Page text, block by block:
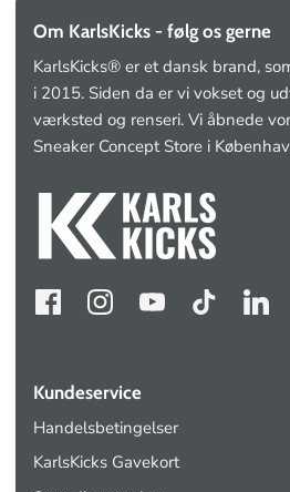
Om KarlsKicks - følg os gerne
KarlsKicks® er et dansk brand,
i 2015. Siden da er vi vokset og
værksted og renseri. Vi åbnede
Sneaker Concept Store i
Kundeservice
Handelsbetingelser
KarlsKicks Gavekort